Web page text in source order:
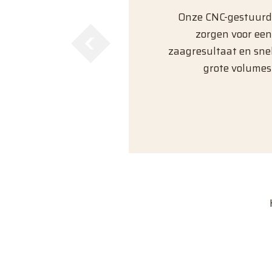
Onze CNC-
zorgen voor
zaagresultaat en
grote